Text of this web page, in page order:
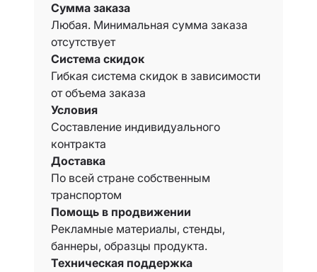
Сумма заказа
Любая. Минимальная сумма заказа
отсутствует
Система скидок
Гибкая система скидок в зависимости
от объема заказа
Условия
Составление индивидуального
контракта
Доставка
По всей стране собственным
транспортом
Помощь в продвижении
Рекламные материалы, стенды,
баннеры, образцы продукта.
Техническая поддержка